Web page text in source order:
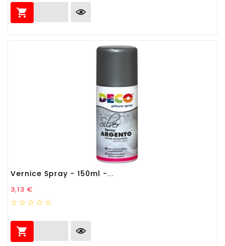

Vernice Spray - 150ml -...
Prezzo
3,13 €
